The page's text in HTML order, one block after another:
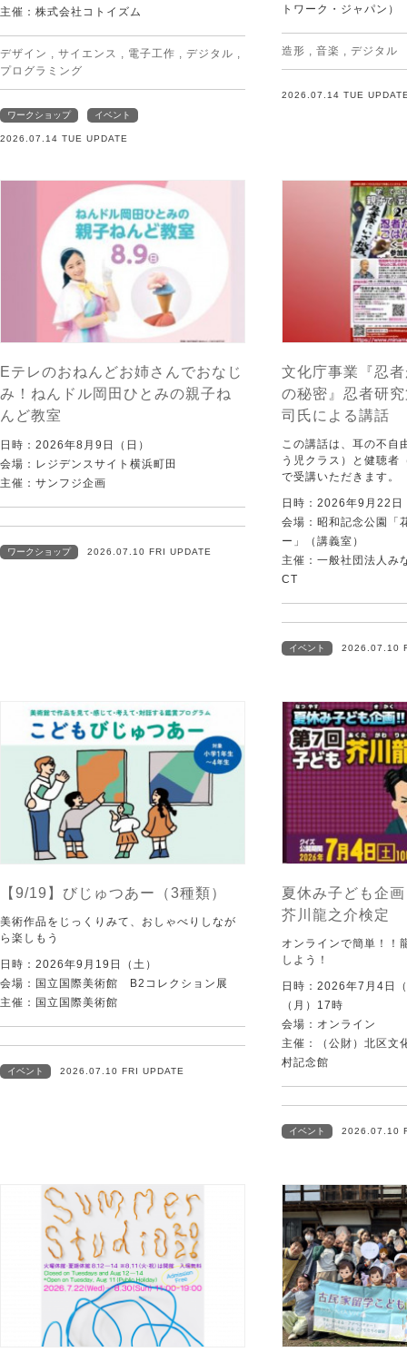
主催：株式会社コトイズム
デザイン サイエンス 電子工作 デジタル
プログラミング
ワークショップ イベント
2026.07.14 TUE UPDATE
トワーク・ジャパン）
造形 音楽 デジタル
2026.07.14 TUE
Eテレのおねんどお姉さんでおなじ
み！ねんドル岡田ひとみの親子ね
んど教室
日時：2026年8月9日（日）
会場：レジデンスサイト横浜町田
主催：サンフジ企画
ワークショップ 2026.07.10 FRI UPDATE
文化庁事業『忍
の秘密』忍者研
司氏による講話
この講話は、耳の不自
う児クラス）と健聴者
で受講いただきます。
日時：2026年9月22日
会場：昭和記念公園「
ー」（講義室）
主催：一般社団法人み
CT
イベント 2026.07.10
【9/19】びじゅつあー（3種類）
美術作品をじっくりみて、おしゃべりしなが
ら楽しもう
日時：2026年9月19日（土）
会場：国立国際美術館 B2コレクション展
主催：国立国際美術館
イベント 2026.07.10 FRI UPDATE
夏休み子ども企
芥川龍之介検定
オンラインで簡単！！
しよう！
日時：2026年7月4日
（月）17時
会場：オンライン
主催：（公財）北区
村記念館
イベント 2026.07.10